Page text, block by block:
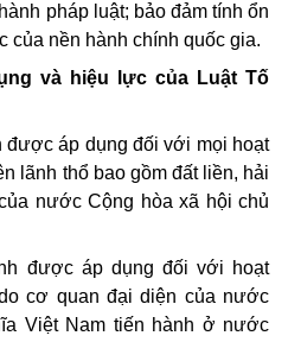
pháp luật; bảo đảm tính ổn
của nền hành chính quốc gia.
và hiệu lực của Luật Tố
được áp dụng đối với mọi hoạt
lãnh thổ bao gồm đất liền, hải
nước Cộng hòa xã hội chủ
được áp dụng đối với hoạt
cơ quan đại diện của nước
Việt Nam tiến hành ở nước